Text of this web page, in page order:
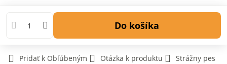
Do košíka
Pridať k Obľúbeným Otázka k produktu Strážny pes